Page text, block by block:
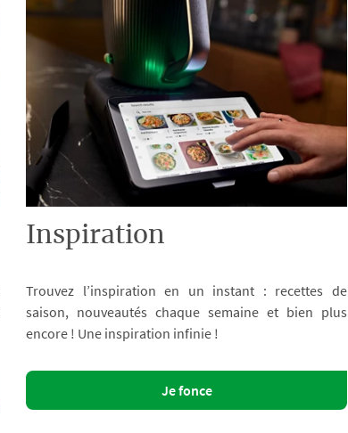
Inspiration
Trouvez l’inspiration en un instant : recettes de
saison, nouveautés chaque semaine et bien plus
encore ! Une inspiration infinie !
Je fonce